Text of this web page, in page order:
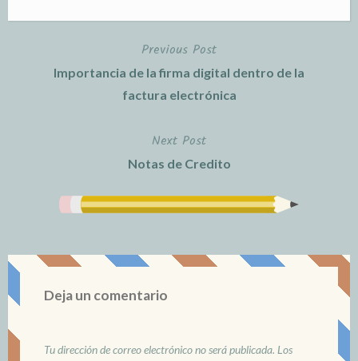
Previous Post
Importancia de la firma digital dentro de la
factura electrónica
Next Post
Notas de Credito
Deja un comentario
Tu dirección de correo electrónico no será publicada. Los